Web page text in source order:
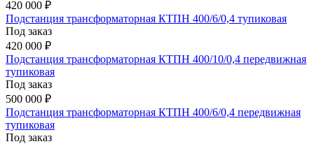
420 000 ₽
Подстанция трансформаторная КТПН 400/6/0,4 тупиковая
Под заказ
420 000 ₽
Подстанция трансформаторная КТПН 400/10/0,4 передвижная
тупиковая
Под заказ
500 000 ₽
Подстанция трансформаторная КТПН 400/6/0,4 передвижная
тупиковая
Под заказ